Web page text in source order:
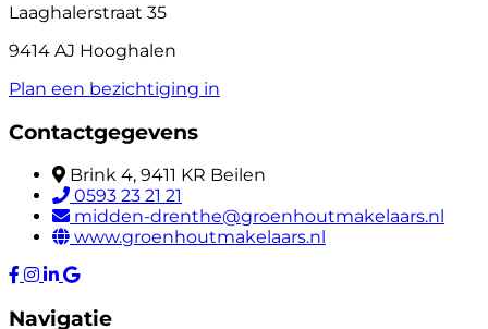
Laaghalerstraat 35
9414 AJ Hooghalen
Plan een bezichtiging in
Contactgegevens
Brink 4, 9411 KR Beilen
0593 23 21 21
midden-drenthe@groenhoutmakelaars.nl
www.groenhoutmakelaars.nl
Navigatie